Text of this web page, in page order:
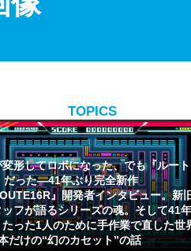
TOPICS
形してロボになった、でも『ルート
だった―41年ぶり完全新作
』開発者インタビュー。新
ッフが語るシリーズの魂。そして41年
たった1人のために手作業で直した世
だけの“幻のカセット”の話